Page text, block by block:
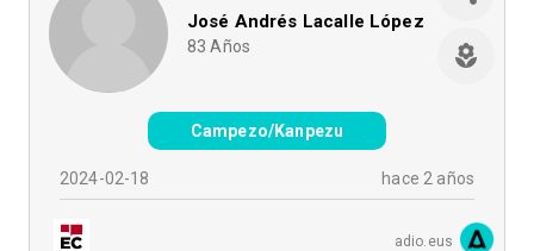
José Andrés Lacalle López
83 Años
Campezo/Kanpezu
2024-02-18 hace 2 años
adio.eus